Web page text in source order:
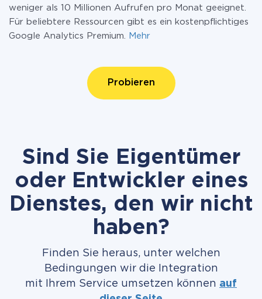
weniger als 10 Millionen Aufrufen pro Monat geeignet.
Für beliebtere Ressourcen gibt es ein kostenpflichtiges
Google Analytics Premium.
Mehr
Probieren
Sind Sie Eigentümer
oder Entwickler eines
Dienstes, den wir nicht
haben?
Finden Sie heraus, unter welchen
Bedingungen wir die Integration
mit Ihrem Service umsetzen können auf